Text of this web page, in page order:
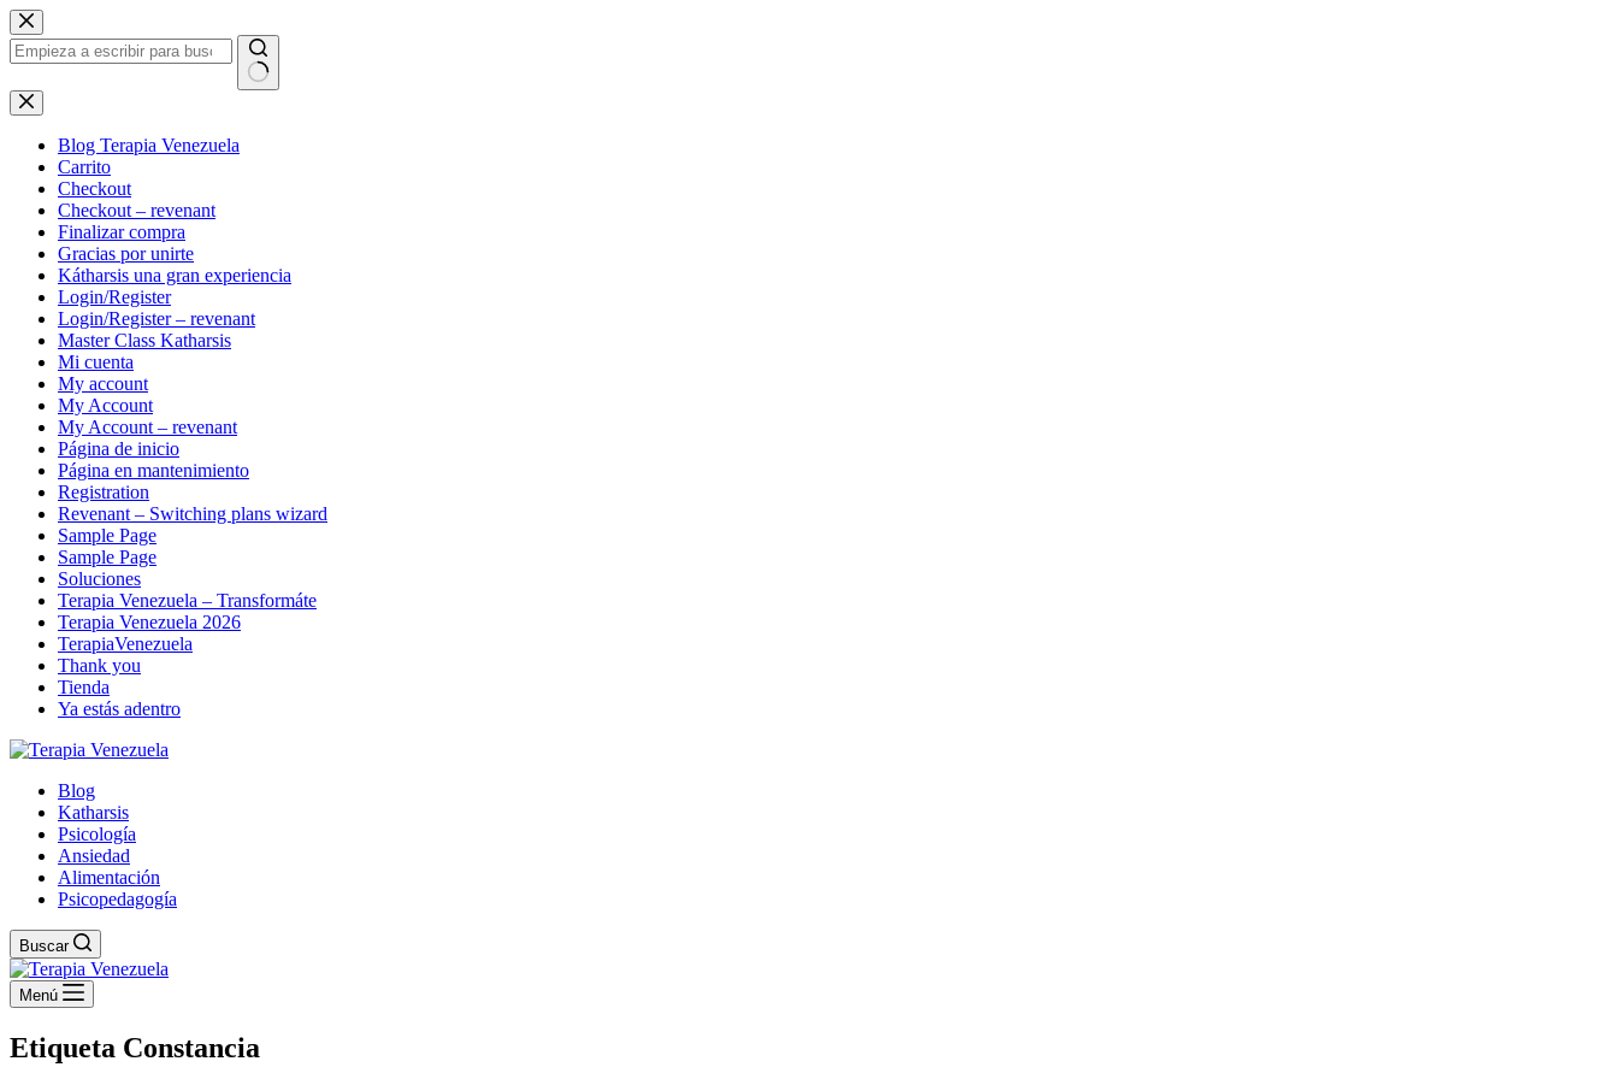
Saltar
al
contenido
Sin
resultados
Blog Terapia Venezuela
Carrito
Checkout
Checkout – revenant
Finalizar compra
Gracias por unirte
Kátharsis una gran experiencia
Login/Register
Login/Register – revenant
Master Class Katharsis
Mi cuenta
My account
My Account
My Account – revenant
Página de inicio
Página en mantenimiento
Registration
Revenant – Switching plans wizard
Sample Page
Sample Page
Soluciones
Terapia Venezuela – Transformáte
Terapia Venezuela 2026
TerapiaVenezuela
Thank you
Tienda
Ya estás adentro
Blog
Katharsis
Psicología
Ansiedad
Alimentación
Psicopedagogía
Buscar
Menú
Etiqueta Constancia